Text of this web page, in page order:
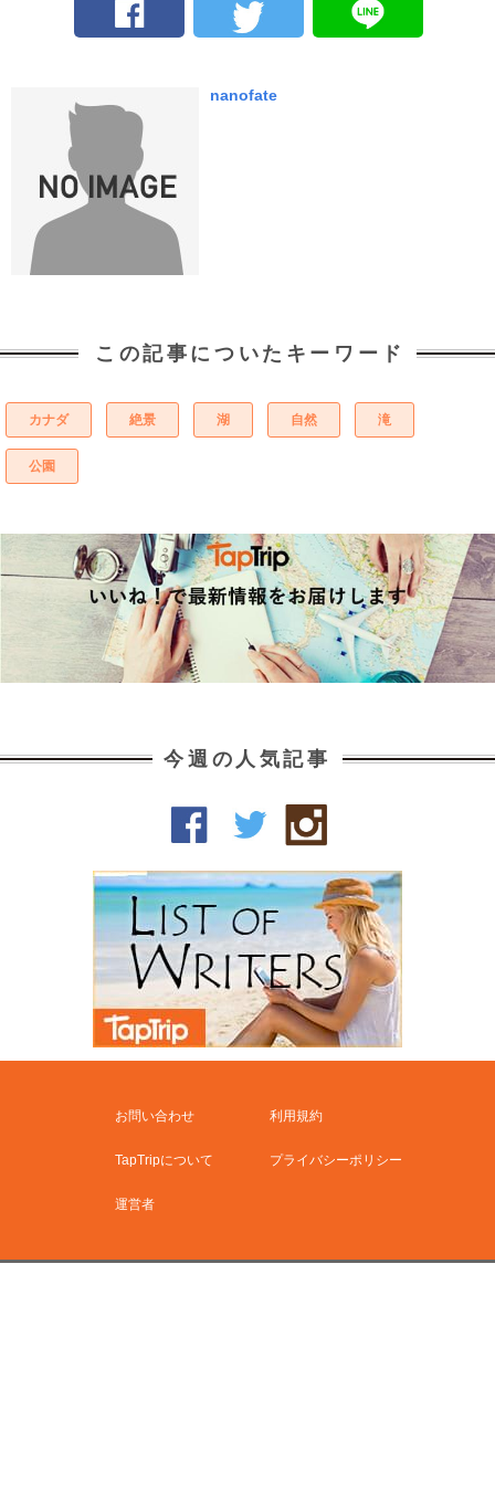
nanofate
この記事についたキーワード
カナダ 絶景 湖 自然 滝
公園
今週の人気記事
お問い合わせ 利用規約
TapTripについて プライバシーポリシー
運営者